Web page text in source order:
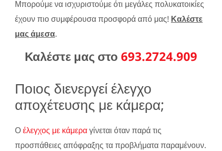
Μπορούμε να ισχυριστούμε ότι μεγάλες πολυκατοικίες
έχουν πιο συμφέρουσα προσφορά από μας! Καλέστε
μας άμεσα.
Καλέστε μας στο 693.2724.909
Ποιος διενεργεί έλεγχο
αποχέτευσης με κάμερα;
Οέλεγχος με κάμεραγίνεται όταν παρά τις
προσπάθειες απόφραξης τα προβλήματα παραμένουν.